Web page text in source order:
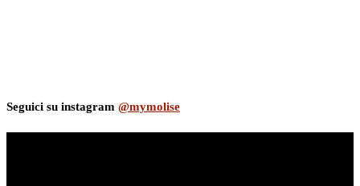
Seguici su instagram @mymolise